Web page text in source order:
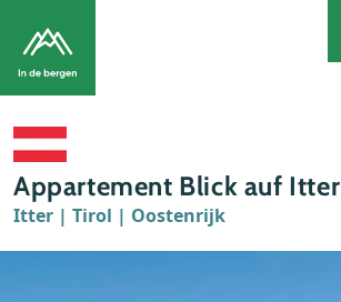
Bestemmingen
Weblog
Appartement Blick auf Itter
Itter | Tirol | Oostenrijk